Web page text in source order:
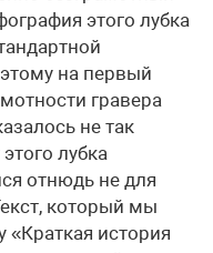
этого лубка
на первый
гравера
не так
лубка
отнюдь не для
который мы
«Краткая история